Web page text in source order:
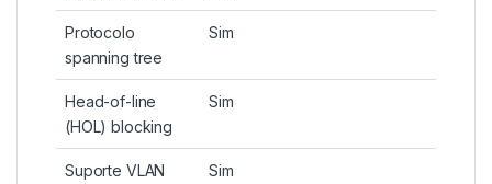
Protocolo
spanning tree
Sim
Head-of-line
(HOL) blocking
Sim
Suporte VLAN Sim